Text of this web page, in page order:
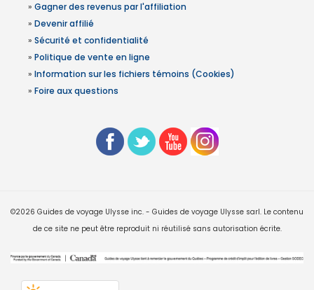
» Gagner des revenus par l'affiliation
» Devenir affilié
» Sécurité et confidentialité
» Politique de vente en ligne
» Information sur les fichiers témoins (Cookies)
» Foire aux questions
©2026 Guides de voyage Ulysse inc. - Guides de voyage Ulysse sarl. Le contenu
de ce site ne peut être reproduit ni réutilisé sans autorisation écrite.